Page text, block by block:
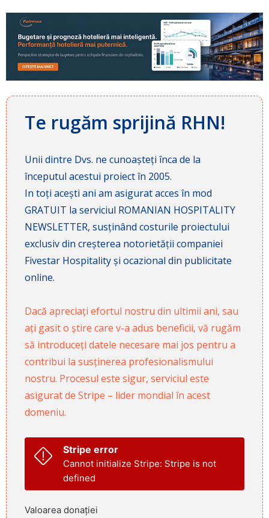
Te rugăm sprijină RHN!
Unii dintre Dvs. ne cunoașteți înca de la
începutul acestui proiect în 2005.
In toți acești ani am asigurat acces în mod
GRATUIT la serviciul ROMANIAN HOSPITALITY
NEWSLETTER, susținând costurile proiectului
exclusiv din creșterea notorietății companiei
Fivestar Hospitality și ocazional din publicitate
online.
Dacă apreciați efortul nostru din ultimii ani, sau
ați gasit o știre care v-a adus beneficii, vă rugăm
să introduceți datele necesare mai jos pentru a
contribui la susținerea profesionalismului
nostru. Procesul este sigur, serviciul este
asigurat de Stripe – lider mondial în acest
domeniu.
Stripe error
Cannot initialize Stripe: Stripe is not
defined
Valoarea donației